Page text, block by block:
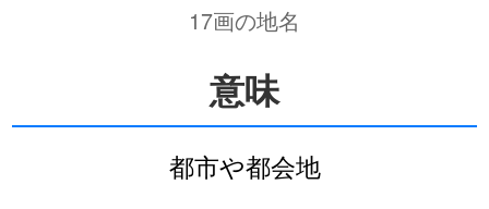
17画の地名
意味
都市や都会地